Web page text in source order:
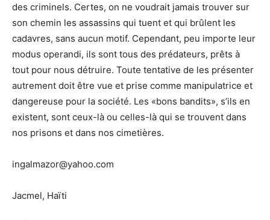
des criminels. Certes, on ne voudrait jamais trouver sur
son chemin les assassins qui tuent et qui brûlent les
cadavres, sans aucun motif. Cependant, peu importe leur
modus operandi, ils sont tous des prédateurs, prêts à
tout pour nous détruire. Toute tentative de les présenter
autrement doit être vue et prise comme manipulatrice et
dangereuse pour la société. Les «bons bandits», s’ils en
existent, sont ceux-là ou celles-là qui se trouvent dans
nos prisons et dans nos cimetières.
ingalmazor@yahoo.com
Jacmel, Haïti